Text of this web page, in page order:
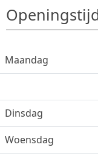
Maandag
Dinsdag
Woensdag